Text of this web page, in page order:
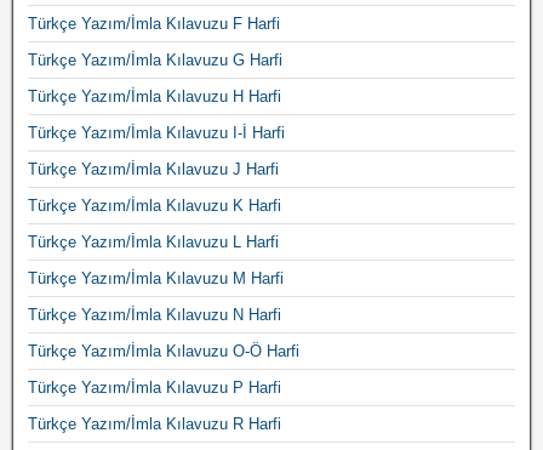
Türkçe Yazım/İmla Kılavuzu F Harfi
Türkçe Yazım/İmla Kılavuzu G Harfi
Türkçe Yazım/İmla Kılavuzu H Harfi
Türkçe Yazım/İmla Kılavuzu I-İ Harfi
Türkçe Yazım/İmla Kılavuzu J Harfi
Türkçe Yazım/İmla Kılavuzu K Harfi
Türkçe Yazım/İmla Kılavuzu L Harfi
Türkçe Yazım/İmla Kılavuzu M Harfi
Türkçe Yazım/İmla Kılavuzu N Harfi
Türkçe Yazım/İmla Kılavuzu O-Ö Harfi
Türkçe Yazım/İmla Kılavuzu P Harfi
Türkçe Yazım/İmla Kılavuzu R Harfi